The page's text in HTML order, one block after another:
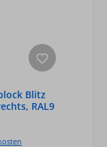
Blitz
RAL9